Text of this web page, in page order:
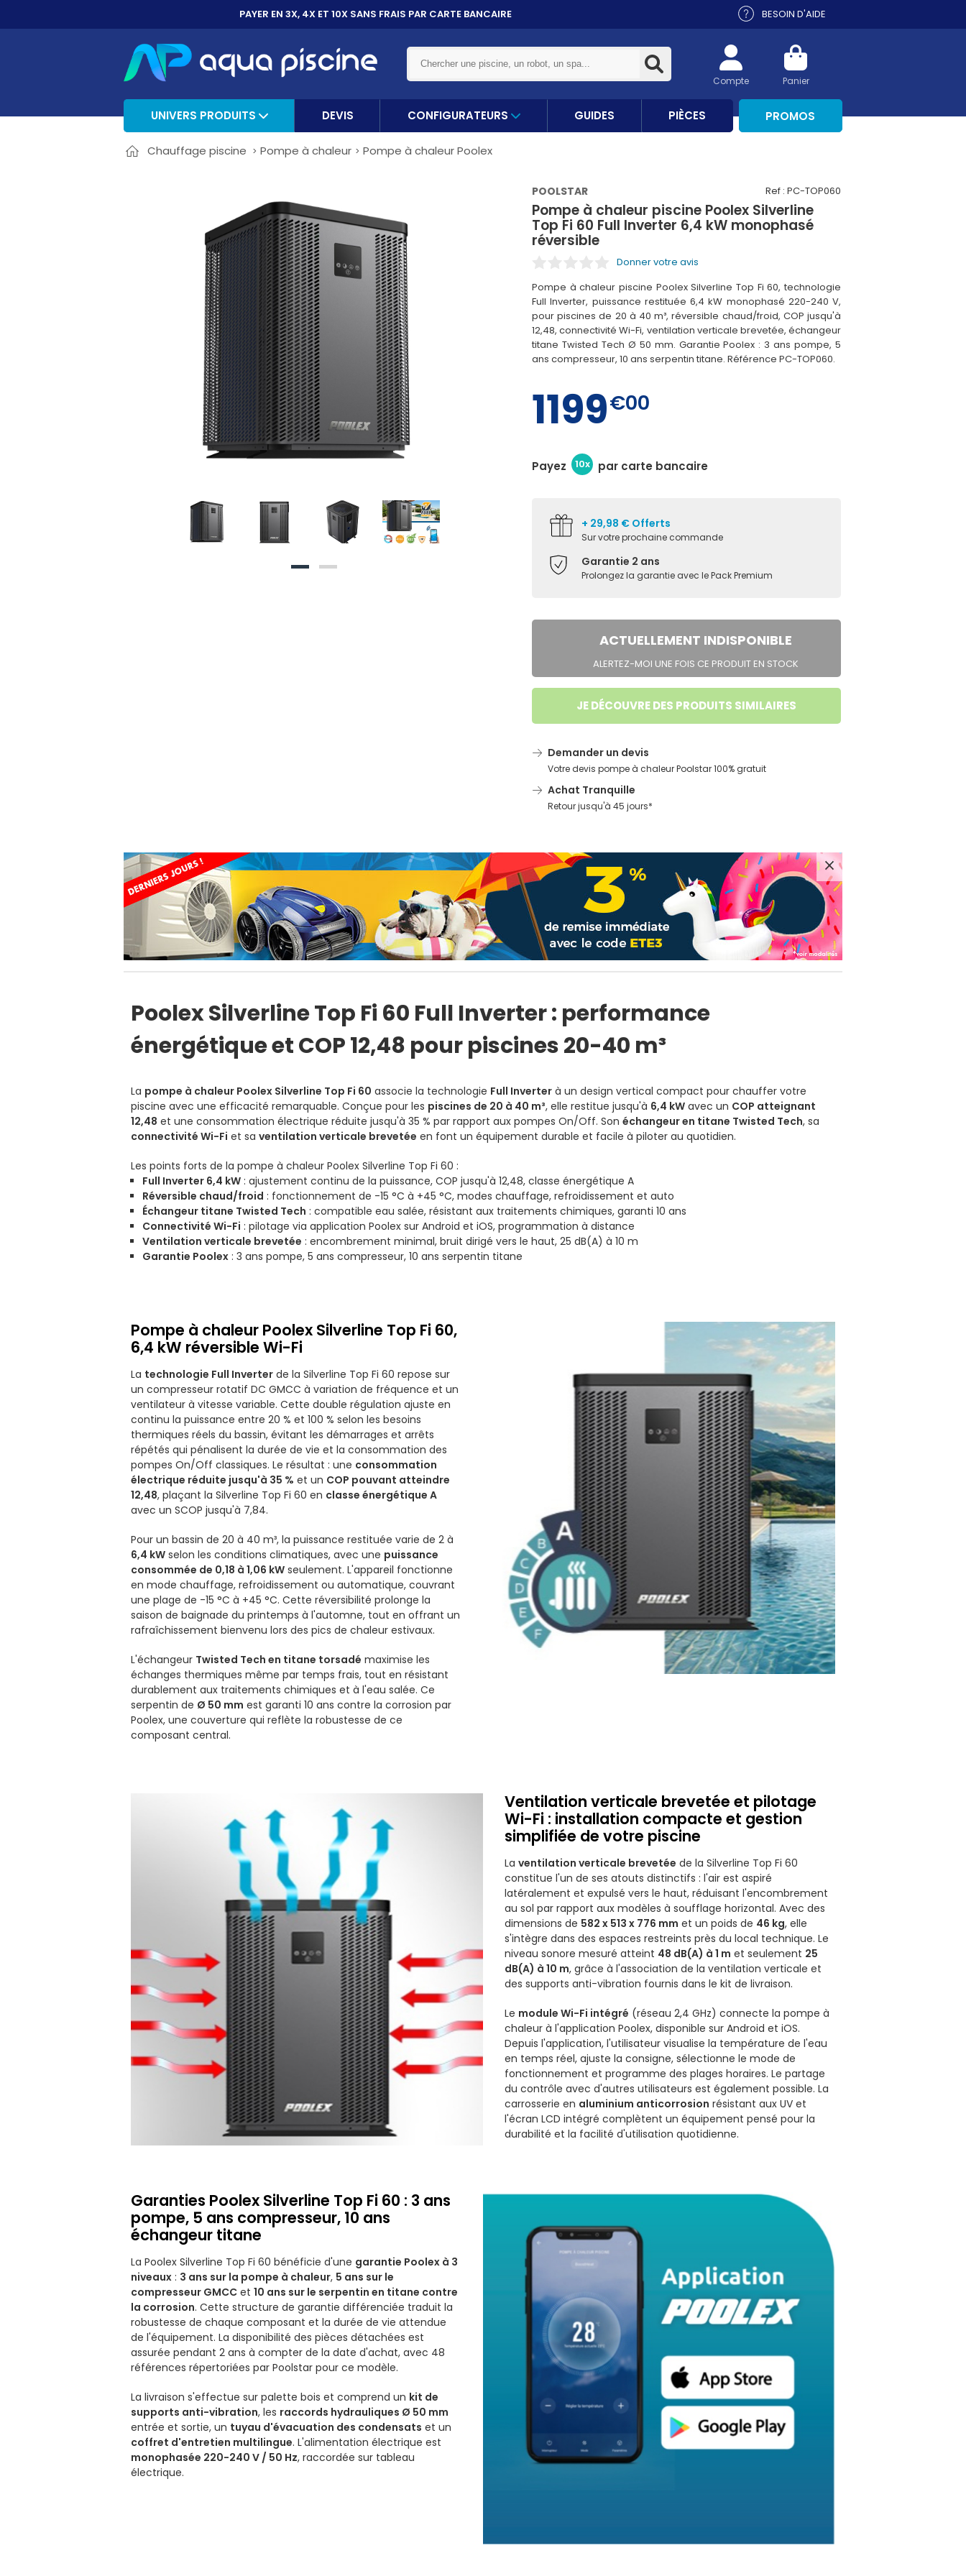
PAYER EN 3X, 4X ET 10XSANS FRAIS PAR CARTE BANCAIRE BESOIN D'AIDE
Panier
Compte
UNIVERS PRODUITS DEVIS CONFIGURATEURS GUIDES PIÈCES PROMOS
Chauffage piscine Pompe à chaleur Pompe à chaleur Poolex
POOLSTAR Ref : PC-TOP060
Pompe à chaleur piscine Poolex Silverline
Top Fi 60 Full Inverter 6,4 kW monophasé
réversible
Donner votre avis
Pompe à chaleur piscine Poolex Silverline Top Fi 60, technologie
Full Inverter, puissance restituée 6,4 kW monophasé 220-240 V,
pour piscines de 20 à 40 m³, réversible chaud/froid, COP jusqu'à
12,48, connectivité Wi-Fi, ventilation verticale brevetée, échangeur
titane Twisted Tech Ø 50 mm. Garantie Poolex : 3 ans pompe, 5
ans compresseur, 10 ans serpentin titane. Référence PC-TOP060.
1199€00
Payez 10x par carte bancaire
+ 29,98 € Offerts
Sur votre prochaine commande
Garantie 2 ans
Prolongez la garantie avec le Pack Premium
ACTUELLEMENT INDISPONIBLE
ALERTEZ-MOI UNE FOIS CE PRODUIT EN STOCK
JE DÉCOUVRE DES PRODUITS SIMILAIRES
Demander un devis
Votre devis pompe à chaleur Poolstar 100% gratuit
Achat Tranquille
Retour jusqu'à 45 jours*
Poolex Silverline Top Fi 60 Full Inverter : performance
énergétique et COP 12,48 pour piscines 20-40 m³
La pompe à chaleur Poolex Silverline Top Fi 60 associe la technologie Full Inverter à un design vertical compact pour chauffer votre
piscine avec une efficacité remarquable. Conçue pour les piscines de 20 à 40 m³, elle restitue jusqu'à 6,4 kW avec un COP atteignant
12,48 et une consommation électrique réduite jusqu'à 35 % par rapport aux pompes On/Off. Son échangeur en titane Twisted Tech, sa
connectivité Wi-Fi et sa ventilation verticale brevetée en font un équipement durable et facile à piloter au quotidien.
Les points forts de la pompe à chaleur Poolex Silverline Top Fi 60 :
Full Inverter 6,4 kW : ajustement continu de la puissance, COP jusqu'à 12,48, classe énergétique A
Réversible chaud/froid : fonctionnement de -15 °C à +45 °C, modes chauffage, refroidissement et auto
Échangeur titane Twisted Tech : compatible eau salée, résistant aux traitements chimiques, garanti 10 ans
Connectivité Wi-Fi : pilotage via application Poolex sur Android et iOS, programmation à distance
Ventilation verticale brevetée : encombrement minimal, bruit dirigé vers le haut, 25 dB(A) à 10 m
Garantie Poolex : 3 ans pompe, 5 ans compresseur, 10 ans serpentin titane
Pompe à chaleur Poolex Silverline Top Fi 60,
6,4 kW réversible Wi-Fi
La technologie Full Inverter de la Silverline Top Fi 60 repose sur
un compresseur rotatif DC GMCC à variation de fréquence et un
ventilateur à vitesse variable. Cette double régulation ajuste en
continu la puissance entre 20 % et 100 % selon les besoins
thermiques réels du bassin, évitant les démarrages et arrêts
répétés qui pénalisent la durée de vie et la consommation des
pompes On/Off classiques. Le résultat : une consommation
électrique réduite jusqu'à 35 % et un COP pouvant atteindre
12,48, plaçant la Silverline Top Fi 60 en classe énergétique A
avec un SCOP jusqu'à 7,84.
Pour un bassin de 20 à 40 m³, la puissance restituée varie de 2 à
6,4 kW selon les conditions climatiques, avec une puissance
consommée de 0,18 à 1,06 kW seulement. L'appareil fonctionne
en mode chauffage, refroidissement ou automatique, couvrant
une plage de -15 °C à +45 °C. Cette réversibilité prolonge la
saison de baignade du printemps à l'automne, tout en offrant un
rafraîchissement bienvenu lors des pics de chaleur estivaux.
L'échangeur Twisted Tech en titane torsadé maximise les
échanges thermiques même par temps frais, tout en résistant
durablement aux traitements chimiques et à l'eau salée. Ce
serpentin de Ø 50 mm est garanti 10 ans contre la corrosion par
Poolex, une couverture qui reflète la robustesse de ce
composant central.
Ventilation verticale brevetée et pilotage
Wi-Fi : installation compacte et gestion
simplifiée de votre piscine
La ventilation verticale brevetée de la Silverline Top Fi 60
constitue l'un de ses atouts distinctifs : l'air est aspiré
latéralement et expulsé vers le haut, réduisant l'encombrement
au sol par rapport aux modèles à soufflage horizontal. Avec des
dimensions de 582 x 513 x 776 mm et un poids de 46 kg, elle
s'intègre dans des espaces restreints près du local technique. Le
niveau sonore mesuré atteint 48 dB(A) à 1 m et seulement 25
dB(A) à 10 m, grâce à l'association de la ventilation verticale et
des supports anti-vibration fournis dans le kit de livraison.
Le module Wi-Fi intégré (réseau 2,4 GHz) connecte la pompe à
chaleur à l'application Poolex, disponible sur Android et iOS.
Depuis l'application, l'utilisateur visualise la température de l'eau
en temps réel, ajuste la consigne, sélectionne le mode de
fonctionnement et programme des plages horaires. Le partage
du contrôle avec d'autres utilisateurs est également possible. La
carrosserie en aluminium anticorrosion résistant aux UV et
l'écran LCD intégré complètent un équipement pensé pour la
durabilité et la facilité d'utilisation quotidienne.
Garanties Poolex Silverline Top Fi 60 : 3 ans
pompe, 5 ans compresseur, 10 ans
échangeur titane
La Poolex Silverline Top Fi 60 bénéficie d'une garantie Poolex à 3
niveaux : 3 ans sur la pompe à chaleur, 5 ans sur le
compresseur GMCC et 10 ans sur le serpentin en titane contre
la corrosion. Cette structure de garantie différenciée traduit la
robustesse de chaque composant et la durée de vie attendue
de l'équipement. La disponibilité des pièces détachées est
assurée pendant 2 ans à compter de la date d'achat, avec 48
références répertoriées par Poolstar pour ce modèle.
La livraison s'effectue sur palette bois et comprend un kit de
supports anti-vibration, les raccords hydrauliques Ø 50 mm
entrée et sortie, un tuyau d'évacuation des condensats et un
coffret d'entretien multilingue. L'alimentation électrique est
monophasée 220-240 V / 50 Hz, raccordée sur tableau
électrique.